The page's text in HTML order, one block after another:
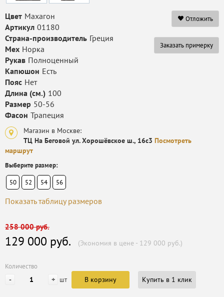
Отложить
Заказать примерку
Цвет Махагон
Артикул 01180
Страна-производитель Греция
Мех Норка
Рукав Полноценный
Капюшон Есть
Пояс Нет
Длина (см.) 100
Размер 50-56
Фасон Трапеция
Магазин в Москве:
ТЦ На Беговой ул. Хорошёвское ш., 16с3 Посмотреть
маршрут
Выберите размер:
50
52 54 56
Показать таблицу размеров
258 000 руб.
129 000 руб. (Экономия в цене - 129 000 руб.)
Количество
- + шт В корзину Купить в 1 клик